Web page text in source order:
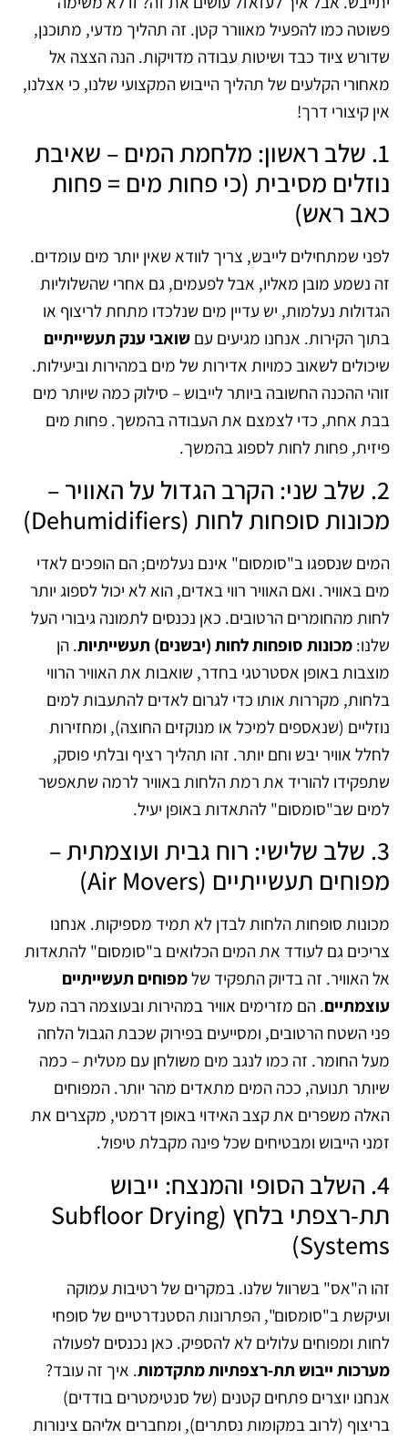
פשוטה כמו להפעיל מאוורר קטן. זה תהליך מדעי, מתוכנן,
שדורש ציוד כבד ושיטות עבודה מדויקות. הנה הצצה אל
מאחורי הקלעים של תהליך הייבוש המקצועי שלנו, כי אצלנו,
אין קיצורי דרך!
1. שלב ראשון: מלחמת המים – שאיבת
נוזלים מסיבית (כי פחות מים = פחות
כאב ראש)
לפני שמתחילים לייבש, צריך לוודא שאין יותר מים עומדים.
זה נשמע מובן מאליו, אבל לפעמים, גם אחרי שהשלוליות
הגדולות נעלמות, יש עדיין מים שנלכדו מתחת לריצוף או
בתוך הקירות. אנחנו מגיעים עם שואבי ענק תעשייתיים
שיכולים לשאוב כמויות אדירות של מים במהירות וביעילות.
זוהי ההכנה החשובה ביותר לייבוש – סילוק כמה שיותר מים
בבת אחת, כדי לצמצם את העבודה בהמשך. פחות מים
פיזית, פחות לחות לספוג בהמשך.
2. שלב שני: הקרב הגדול על האוויר –
מכונות סופחות לחות (Dehumidifiers)
המים שנספגו ב"סומסום" אינם נעלמים; הם הופכים לאדי
מים באוויר. ואם האוויר רווי באדים, הוא לא יכול לספוג יותר
לחות מהחומרים הרטובים. כאן נכנסים לתמונה גיבורי העל
שלנו: מכונות סופחות לחות (יבשנים) תעשייתיות. הן
מוצבות באופן אסטרטגי בחדר, שואבות את האוויר הרווי
בלחות, מקררות אותו כדי לגרום לאדים להתעבות למים
נוזליים (שנאספים למיכל או מנוקזים החוצה), ומחזירות
לחלל אוויר יבש וחם יותר. זהו תהליך רציף ובלתי פוסק,
שתפקידו להוריד את רמת הלחות באוויר לרמה שתאפשר
למים שב"סומסום" להתאדות באופן יעיל.
3. שלב שלישי: רוח גבית ועוצמתית –
מפוחים תעשייתיים (Air Movers)
מכונות סופחות הלחות לבדן לא תמיד מספיקות. אנחנו
צריכים גם לעודד את המים הכלואים ב"סומסום" להתאדות
אל האוויר. זה בדיוק התפקיד שלמפוחים תעשייתיים
עוצמתיים. הם מזרימים אוויר במהירות ובעוצמה רבה מעל
פני השטח הרטובים, ומסייעים בפירוק שכבת הגבול הלחה
מעל החומר. זה כמו לנגב מים משולחן עם מטלית – כמה
שיותר תנועה, ככה המים מתאדים מהר יותר. המפוחים
האלה משפרים את קצב האידוי באופן דרמטי, מקצרים את
זמני הייבוש ומבטיחים שכל פינה מקבלת טיפול.
4. השלב הסופי והמנצח: ייבוש
תת-רצפתי בלחץ (Subfloor Drying
Systems)
זהו ה"אס" בשרוול שלנו. במקרים של רטיבות עמוקה
ועיקשת ב"סומסום", הפתרונות הסטנדרטיים של סופחי
לחות ומפוחים עלולים לא להספיק. כאן נכנסים לפעולה
מערכות ייבוש תת-רצפתיות מתקדמות. איך זה עובד?
אנחנו יוצרים פתחים קטנים (של סנטימטרים בודדים)
בריצוף (לרוב במקומות נסתרים), ומחברים אליהם צינורות